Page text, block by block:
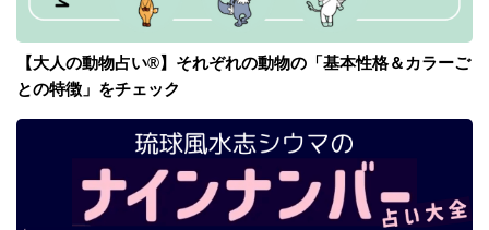
【大人の動物占い®】それぞれの動物の「基本性格＆カラーご
との特徴」をチェック